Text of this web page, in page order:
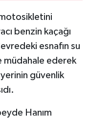
benzin kaçağı
esnafın su
müdahale ederek
güvenlik
Hanım